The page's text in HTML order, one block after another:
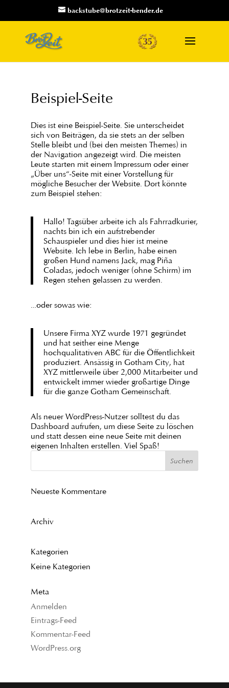
backstube@brotzeit-bender.de
Beispiel-Seite
Dies ist eine Beispiel-Seite. Sie unterscheidet
sich von Beiträgen, da sie stets an der selben
Stelle bleibt und (bei den meisten Themes) in
der Navigation angezeigt wird. Die meisten
Leute starten mit einem Impressum oder einer
„Über uns“-Seite mit einer Vorstellung für
mögliche Besucher der Website. Dort könnte
zum Beispiel stehen:
Hallo! Tagsüber arbeite ich als Fahrradkurier,
nachts bin ich ein aufstrebender
Schauspieler und dies hier ist meine
Website. Ich lebe in Berlin, habe einen
großen Hund namens Jack, mag Piña
Coladas, jedoch weniger (ohne Schirm) im
Regen stehen gelassen zu werden.
…oder sowas wie:
Unsere Firma XYZ wurde 1971 gegründet
und hat seither eine Menge
hochqualitativen ABC für die Öffentlichkeit
produziert. Ansässig in Gotham City, hat
XYZ mittlerweile über 2,000 Mitarbeiter und
entwickelt immer wieder großartige Dinge
für die ganze Gotham Gemeinschaft.
Als neuer WordPress-Nutzer solltest du das
Dashboard aufrufen, um diese Seite zu löschen
und statt dessen eine neue Seite mit deinen
eigenen Inhalten erstellen. Viel Spaß!
Neueste Kommentare
Archiv
Kategorien
Keine Kategorien
Meta
Anmelden
Eintrags-Feed
Kommentar-Feed
WordPress.org